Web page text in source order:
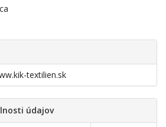
textilien.sk
údajov